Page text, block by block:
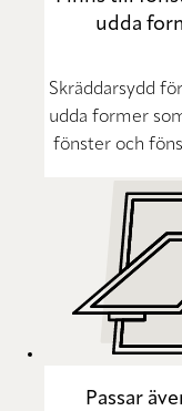
udda
Skräddarsydd
udda former
fönster och
Passar